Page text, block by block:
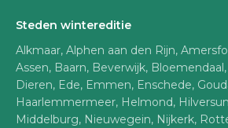
Steden wintereditie
Alkmaar, Alphen aan den Rijn,
Assen, Baarn, Beverwijk,
Dieren, Ede, Emmen, Enschede,
Haarlemmermeer, Helmond,
Middelburg, Nieuwegein, Nijkerk,